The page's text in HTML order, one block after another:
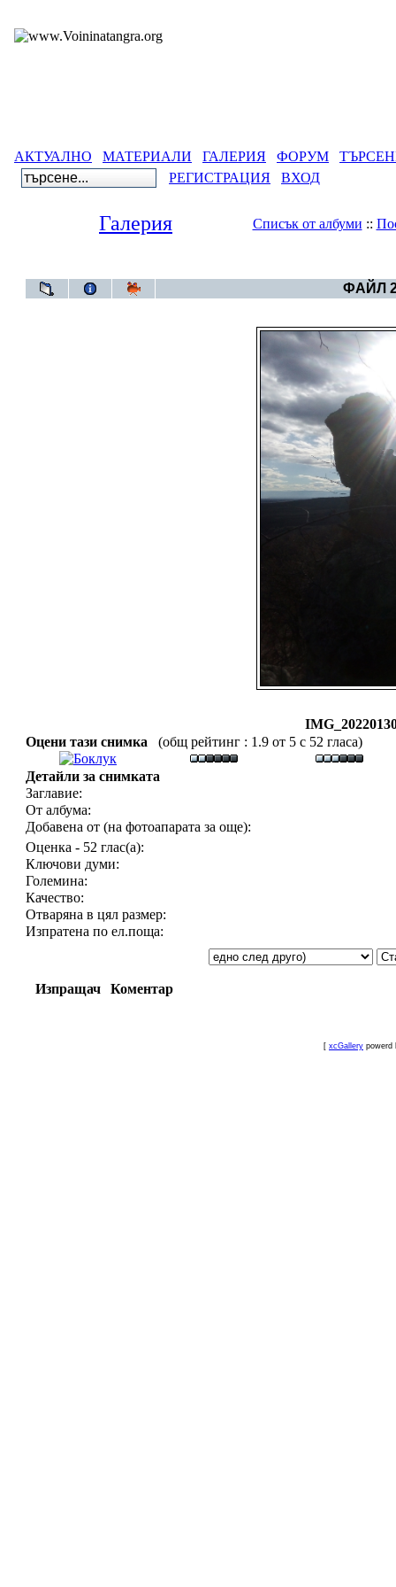
АКТУАЛНО МАТЕРИАЛИ ГАЛЕРИЯ ФОРУМ
РЕГИСТРАЦИЯ
ВХОД
Галерия Списък от албуми ::
ФАЙЛ
Оцени тази снимка
(общ рейтинг : 1.9 от 5 с 52 гласа)
Детайли за снимката
Заглавие:
От албума:
Добавена от (на фотоапарата за още):
Оценка - 52 глас(а):
Ключови думи:
Големина:
Качество:
Отваряна в цял размер:
Изпратена по ел.поща:
Изпращач Коментар
[ xcGallery